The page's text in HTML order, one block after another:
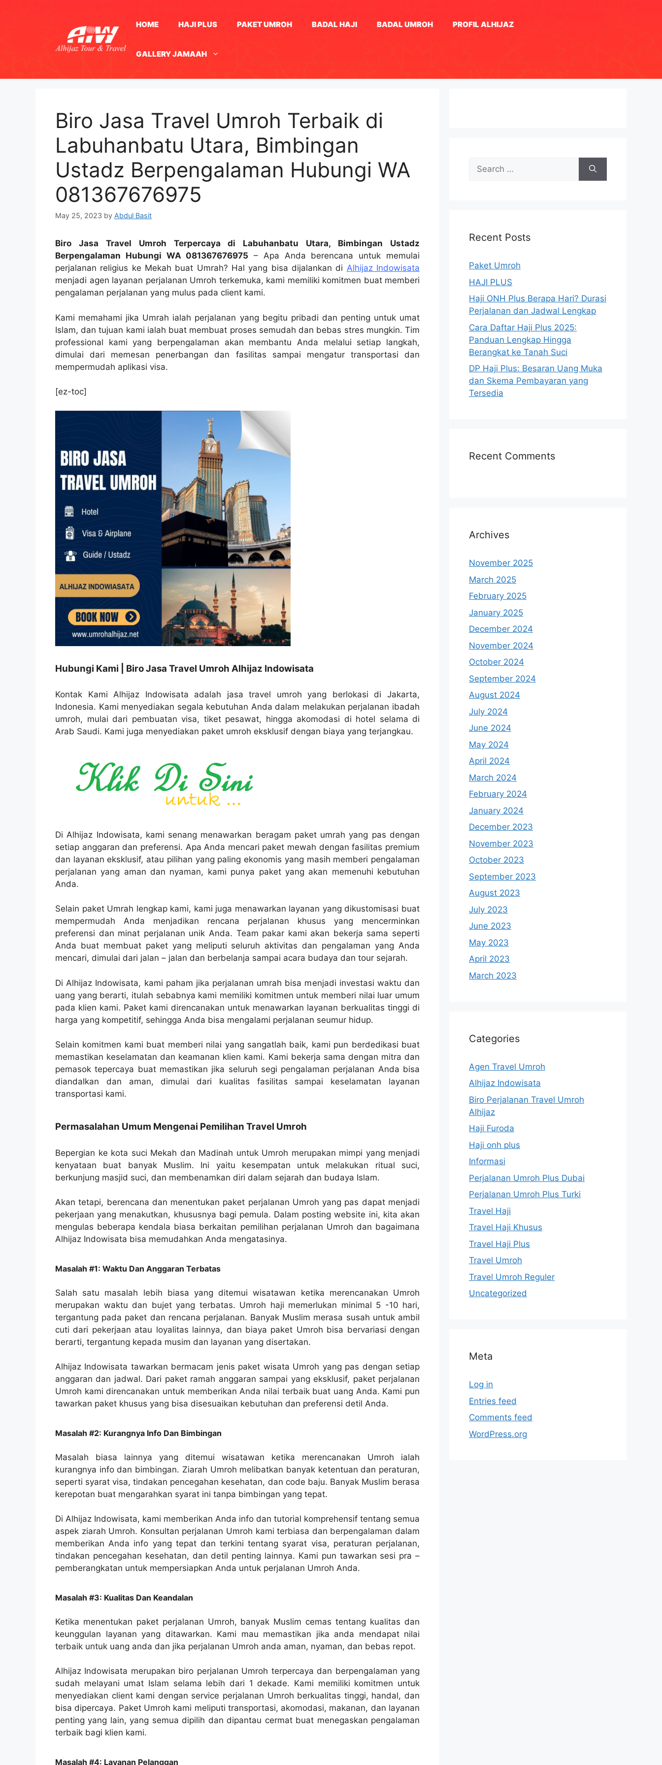
HOME HAJI PLUS PAKET UMROH BADAL HAJI BADAL UMROH PROFIL ALHIJAZ
GALLERY JAMAAH
Biro Jasa Travel Umroh Terbaik di
Labuhanbatu Utara, Bimbingan
Ustadz Berpengalaman Hubungi WA
081367676975
May 25, 2023 by Abdul Basit
Biro Jasa Travel Umroh Terpercaya di Labuhanbatu Utara, Bimbingan Ustadz
Berpengalaman Hubungi WA 081367676975 – Apa Anda berencana untuk memulai
perjalanan religius ke Mekah buat Umrah? Hal yang bisa dijalankan di Alhijaz Indowisata
menjadi agen layanan perjalanan Umroh terkemuka, kami memiliki komitmen buat memberi
pengalaman perjalanan yang mulus pada client kami.
Kami memahami jika Umrah ialah perjalanan yang begitu pribadi dan penting untuk umat
Islam, dan tujuan kami ialah buat membuat proses semudah dan bebas stres mungkin. Tim
professional kami yang berpengalaman akan membantu Anda melalui setiap langkah,
dimulai dari memesan penerbangan dan fasilitas sampai mengatur transportasi dan
mempermudah aplikasi visa.
[ez-toc]
Hubungi Kami | Biro Jasa Travel Umroh Alhijaz Indowisata
Kontak Kami Alhijaz Indowisata adalah jasa travel umroh yang berlokasi di Jakarta,
Indonesia. Kami menyediakan segala kebutuhan Anda dalam melakukan perjalanan ibadah
umroh, mulai dari pembuatan visa, tiket pesawat, hingga akomodasi di hotel selama di
Arab Saudi. Kami juga menyediakan paket umroh eksklusif dengan biaya yang terjangkau.
Di Alhijaz Indowisata, kami senang menawarkan beragam paket umrah yang pas dengan
setiap anggaran dan preferensi. Apa Anda mencari paket mewah dengan fasilitas premium
dan layanan eksklusif, atau pilihan yang paling ekonomis yang masih memberi pengalaman
perjalanan yang aman dan nyaman, kami punya paket yang akan memenuhi kebutuhan
Anda.
Selain paket Umrah lengkap kami, kami juga menawarkan layanan yang dikustomisasi buat
mempermudah Anda menjadikan rencana perjalanan khusus yang mencerminkan
preferensi dan minat perjalanan unik Anda. Team pakar kami akan bekerja sama seperti
Anda buat membuat paket yang meliputi seluruh aktivitas dan pengalaman yang Anda
mencari, dimulai dari jalan – jalan dan berbelanja sampai acara budaya dan tour sejarah.
Di Alhijaz Indowisata, kami paham jika perjalanan umrah bisa menjadi investasi waktu dan
uang yang berarti, itulah sebabnya kami memiliki komitmen untuk memberi nilai luar umum
pada klien kami. Paket kami direncanakan untuk menawarkan layanan berkualitas tinggi di
harga yang kompetitif, sehingga Anda bisa mengalami perjalanan seumur hidup.
Selain komitmen kami buat memberi nilai yang sangatlah baik, kami pun berdedikasi buat
memastikan keselamatan dan keamanan klien kami. Kami bekerja sama dengan mitra dan
pemasok tepercaya buat memastikan jika seluruh segi pengalaman perjalanan Anda bisa
diandalkan dan aman, dimulai dari kualitas fasilitas sampai keselamatan layanan
transportasi kami.
Permasalahan Umum Mengenai Pemilihan Travel Umroh
Bepergian ke kota suci Mekah dan Madinah untuk Umroh merupakan mimpi yang menjadi
kenyataan buat banyak Muslim. Ini yaitu kesempatan untuk melakukan ritual suci,
berkunjung masjid suci, dan membenamkan diri dalam sejarah dan budaya Islam.
Akan tetapi, berencana dan menentukan paket perjalanan Umroh yang pas dapat menjadi
pekerjaan yang menakutkan, khususnya bagi pemula. Dalam posting website ini, kita akan
mengulas beberapa kendala biasa berkaitan pemilihan perjalanan Umroh dan bagaimana
Alhijaz Indowisata bisa memudahkan Anda mengatasinya.
Masalah #1: Waktu Dan Anggaran Terbatas
Salah satu masalah lebih biasa yang ditemui wisatawan ketika merencanakan Umroh
merupakan waktu dan bujet yang terbatas. Umroh haji memerlukan minimal 5 -10 hari,
tergantung pada paket dan rencana perjalanan. Banyak Muslim merasa susah untuk ambil
cuti dari pekerjaan atau loyalitas lainnya, dan biaya paket Umroh bisa bervariasi dengan
berarti, tergantung kepada musim dan layanan yang disertakan.
Alhijaz Indowisata tawarkan bermacam jenis paket wisata Umroh yang pas dengan setiap
anggaran dan jadwal. Dari paket ramah anggaran sampai yang eksklusif, paket perjalanan
Umroh kami direncanakan untuk memberikan Anda nilai terbaik buat uang Anda. Kami pun
tawarkan paket khusus yang bisa disesuaikan kebutuhan dan preferensi detil Anda.
Masalah #2: Kurangnya Info Dan Bimbingan
Masalah biasa lainnya yang ditemui wisatawan ketika merencanakan Umroh ialah
kurangnya info dan bimbingan. Ziarah Umroh melibatkan banyak ketentuan dan peraturan,
seperti syarat visa, tindakan pencegahan kesehatan, dan code baju. Banyak Muslim berasa
kerepotan buat mengarahkan syarat ini tanpa bimbingan yang tepat.
Di Alhijaz Indowisata, kami memberikan Anda info dan tutorial komprehensif tentang semua
aspek ziarah Umroh. Konsultan perjalanan Umroh kami terbiasa dan berpengalaman dalam
memberikan Anda info yang tepat dan terkini tentang syarat visa, peraturan perjalanan,
tindakan pencegahan kesehatan, dan detil penting lainnya. Kami pun tawarkan sesi pra –
pemberangkatan untuk mempersiapkan Anda untuk perjalanan Umroh Anda.
Masalah #3: Kualitas Dan Keandalan
Ketika menentukan paket perjalanan Umroh, banyak Muslim cemas tentang kualitas dan
keunggulan layanan yang ditawarkan. Kami mau memastikan jika anda mendapat nilai
terbaik untuk uang anda dan jika perjalanan Umroh anda aman, nyaman, dan bebas repot.
Alhijaz Indowisata merupakan biro perjalanan Umroh terpercaya dan berpengalaman yang
sudah melayani umat Islam selama lebih dari 1 dekade. Kami memiliki komitmen untuk
menyediakan client kami dengan service perjalanan Umroh berkualitas tinggi, handal, dan
bisa dipercaya. Paket Umroh kami meliputi transportasi, akomodasi, makanan, dan layanan
penting yang lain, yang semua dipilih dan dipantau cermat buat menegaskan pengalaman
terbaik bagi klien kami.
Masalah #4: Layanan Pelanggan
Search
for:
Recent Posts
Paket Umroh
HAJI PLUS
Haji ONH Plus Berapa Hari? Durasi
Perjalanan dan Jadwal Lengkap
Cara Daftar Haji Plus 2025:
Panduan Lengkap Hingga
Berangkat ke Tanah Suci
DP Haji Plus: Besaran Uang Muka
dan Skema Pembayaran yang
Tersedia
Recent Comments
Archives
November 2025
March 2025
February 2025
January 2025
December 2024
November 2024
October 2024
September 2024
August 2024
July 2024
June 2024
May 2024
April 2024
March 2024
February 2024
January 2024
December 2023
November 2023
October 2023
September 2023
August 2023
July 2023
June 2023
May 2023
April 2023
March 2023
Categories
Agen Travel Umroh
Alhijaz Indowisata
Biro Perjalanan Travel Umroh
Alhijaz
Haji Furoda
Haji onh plus
Informasi
Perjalanan Umroh Plus Dubai
Perjalanan Umroh Plus Turki
Travel Haji
Travel Haji Khusus
Travel Haji Plus
Travel Umroh
Travel Umroh Reguler
Uncategorized
Meta
Log in
Entries feed
Comments feed
WordPress.org